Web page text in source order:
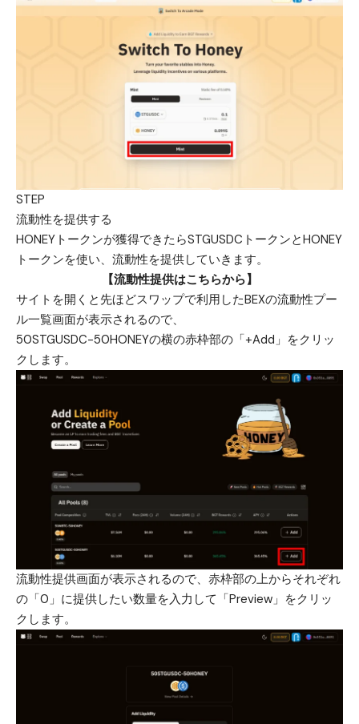
STEP
流動性を提供する
HONEYトークンが獲得できたらSTGUSDCトークンとHONEY
トークンを使い、流動性を提供していきます。
【流動性提供はこちらから】
サイトを開くと先ほどスワップで利用したBEXの流動性プー
ル一覧画面が表示されるので、
50STGUSDC-50HONEYの横の赤枠部の「+Add」をクリッ
クします。
流動性提供画面が表示されるので、赤枠部の上からそれぞれ
の「0」に提供したい数量を入力して「Preview」をクリッ
クします。